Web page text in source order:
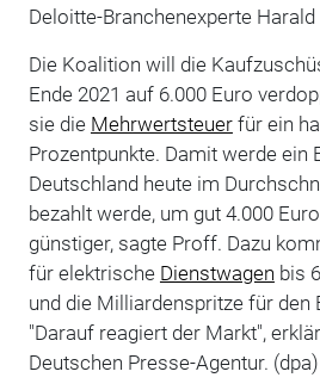
Deloitte-Branchenexperte
Die Koalition will die
Ende 2021 auf 6.000 Euro
sie die Mehrwertsteuerfür ein
Prozentpunkte. Damit werde ein
Deutschland heute im
bezahlt werde, um gut 4.000
günstiger, sagte Proff. Dazu
für elektrische Dienstwagen bis
und die Milliardenspritze für den
"Darauf reagiert der Markt",
Deutschen Presse-Agentur. (dpa)